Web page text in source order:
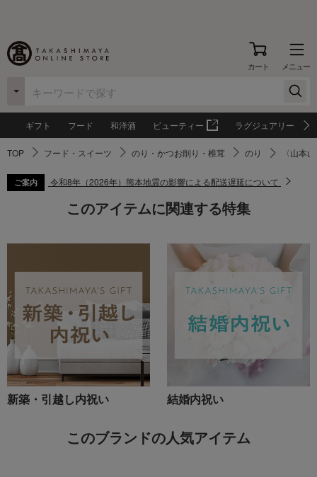
カート メニュー
ギフト フード 和洋酒 ビューティー ラグジュアリー
TOP フード・スイーツ のり・かつお削り・椎茸 のり 〈山本
ご案内 令和8年（2026年）熊本地震の影響による配送遅延について
このアイテムに関連する特集
新築・引越し内祝い 結婚内祝い
このブランドの人気アイテム